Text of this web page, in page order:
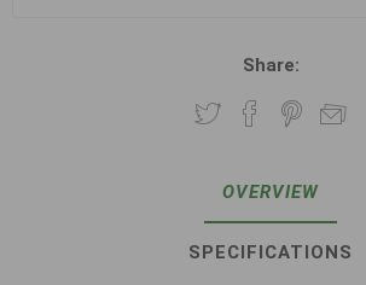
Share:
OVERVIEW
SPECIFICATIONS